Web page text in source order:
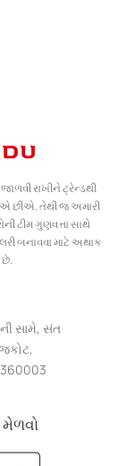
રાખીને ટ્રેન્ડથી
છીએ. તેથી જ અમારી
ટીમ ગુણવત્તા સાથે
બનાવવા માટે અથાક
સામે, સંત